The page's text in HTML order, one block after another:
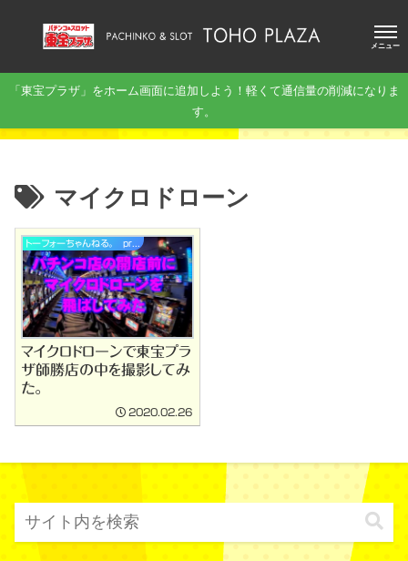
メニュー
「東宝プラザ」をホーム画面に追加しよう！軽くて通信量の削減になりま
す。
マイクロドローン
マイクロドローンで東宝プラ
ザ師勝店の中を撮影してみ
た。
2020.02.26